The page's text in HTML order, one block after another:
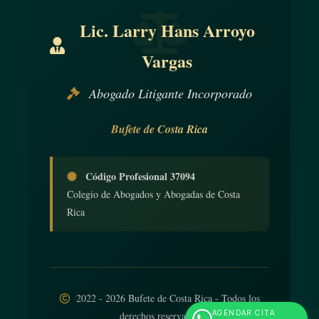
las actuaciones arbitrales, revelará sin demora tales
circunstancias a las partes, a menos que ya les haya
2) Un árbitro solo podrá ser recusado si existen
circunstancias que den lugar a dudas justificadas respecto
podrá recusar al árbitro nombrado por ella, o en cuyo
nombramiento haya participado, por causas de las que
Lic. Larry Hans Arroyo
Vargas
Abogado Litigante Incorporado
Bufete de Costa Rica
Código Profesional 37094
Colegio de Abogados y Abogadas de Costa
Rica
2022 - 2026 Bufete de Costa Rica - Todos los
derechos reservados
AGENDAR CITA